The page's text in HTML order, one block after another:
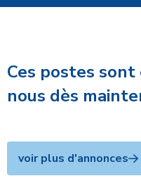
Ces postes
nous dès
voir plus d'annonces